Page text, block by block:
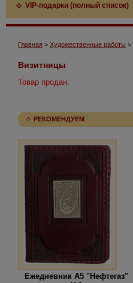
VIP-подарки (полный список)
Главная > Художественные работы >
Визитницы
Товар продан.
РЕКОМЕНДУЕМ
Ежедневник А5 "Нефтегаз"